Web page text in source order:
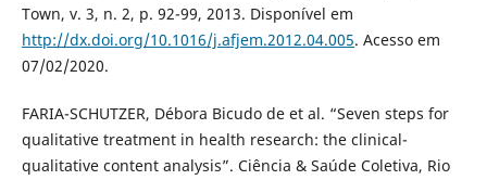
Town, v. 3, n. 2, p. 92-99, 2013. Disponível em
http://dx.doi.org/10.1016/j.afjem.2012.04.005. Acesso em
07/02/2020.
FARIA-SCHUTZER, Débora Bicudo de et al. “Seven steps for
qualitative treatment in health research: the clinical-
qualitative content analysis”. Ciência & Saúde Coletiva, Rio